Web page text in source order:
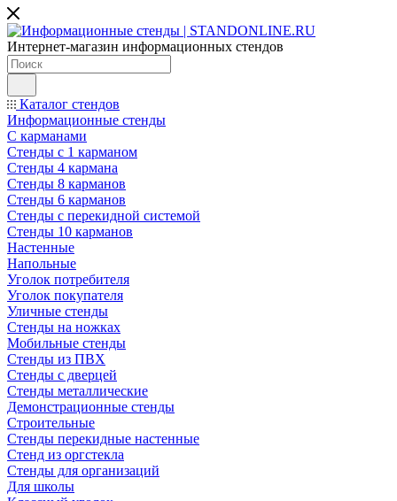
Интернет-магазин информационных стендов
Каталог стендов
Информационные стенды
С карманами
Стенды с 1 карманом
Стенды 4 кармана
Стенды 8 карманов
Стенды 6 карманов
Стенды с перекидной системой
Стенды 10 карманов
Настенные
Напольные
Уголок потребителя
Уголок покупателя
Уличные стенды
Стенды на ножках
Мобильные стенды
Стенды из ПВХ
Стенды с дверцей
Стенды металлические
Демонстрационные стенды
Строительные
Стенды перекидные настенные
Стенд из оргстекла
Стенды для организаций
Для школы